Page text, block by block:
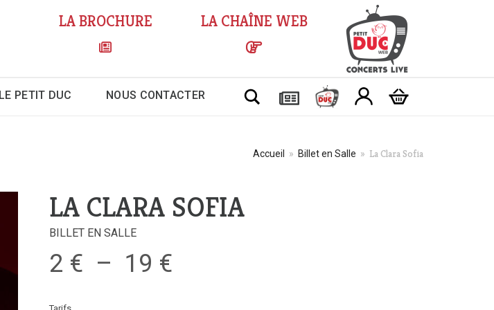
LA BROCHURE LA CHAÎNE WEB
LE PETIT DUC NOUS CONTACTER Chercher
Accueil » Billet en Salle » La Clara Sofia
LA CLARA SOFIA
BILLET EN SALLE
2 € – 19 €